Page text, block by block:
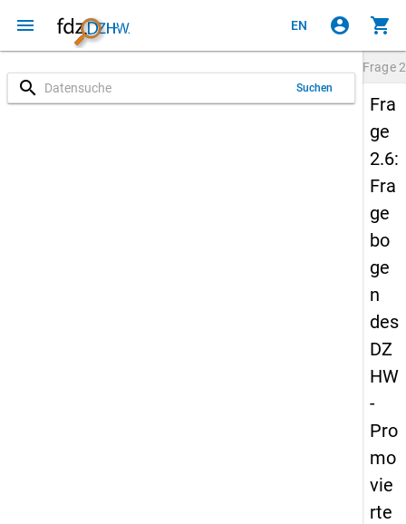
menu EN account_circle shopping_cart
search Suchen
Frage
Fra
ge
2.6:
Fra
ge
bo
ge
n
des
DZ
HW
-
Pro
mo
vie
rte